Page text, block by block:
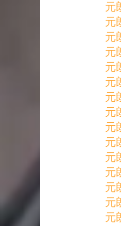
元
元
元
元
元
元
元
元
元
元
元
元
元
元
元